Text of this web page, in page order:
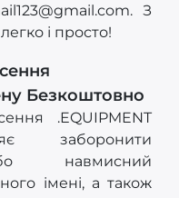
. З
і просто!
Безкоштовно
.EQUIPMENT
заборонити
навмисний
імені, а також